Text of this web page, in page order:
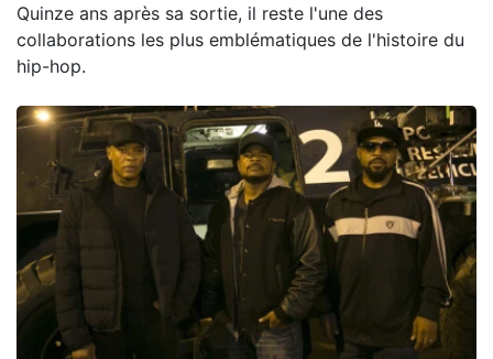
Quinze ans après sa sortie, il reste l'une des
collaborations les plus emblématiques de l'histoire du
hip-hop.